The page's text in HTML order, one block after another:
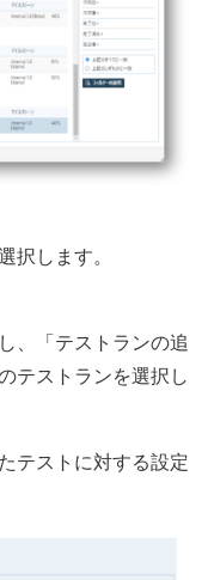
択します。
、「テストランの追
テストランを選択し
テストに対する設定